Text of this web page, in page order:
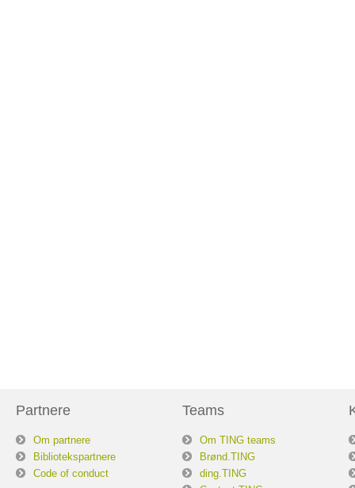
Partnere
Om partnere
Bibliotekspartnere
Code of conduct
Teams
Om TING teams
Brønd.TING
ding.TING